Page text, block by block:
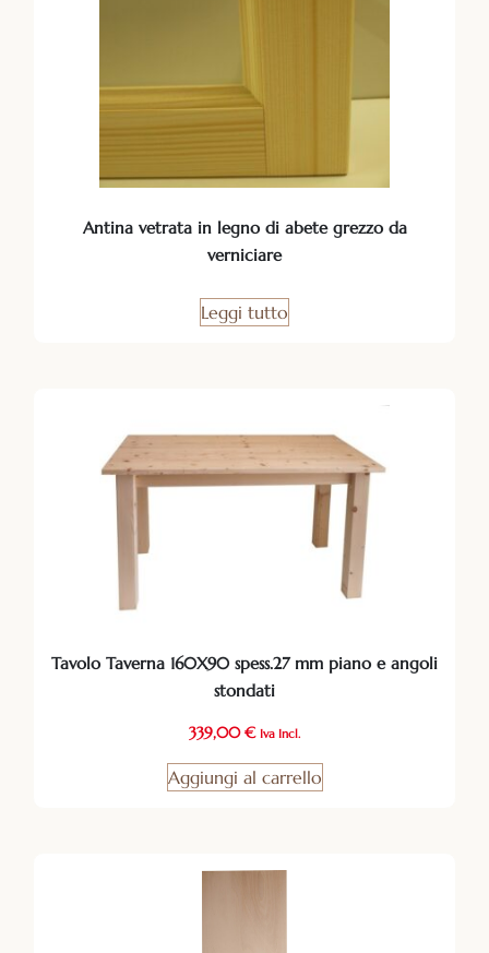
Antina vetrata in legno di abete grezzo da
verniciare
Leggi tutto
Tavolo Taverna 160X90 spess.27 mm piano e angoli
stondati
339,00€ Iva Incl.
Aggiungi al carrello